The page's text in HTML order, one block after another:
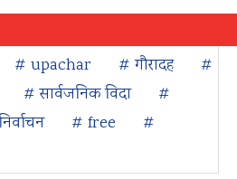
# upachar # गौरादह
#
# सार्वजनिक विदा
#
# free
#